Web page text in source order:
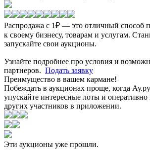
Распродажа с 1₽ — это отличный способ
к своему бизнесу, товарам и услугам.
запускайте свои аукционы.
Узнайте подробнее про условия и
партнеров. Подать заявку
Преимущество в вашем кармане!
Побеждать в аукционах проще, когда
упускайте интересные лоты и оперативно
других участников в приложении.
Эти аукционы уже прошли.